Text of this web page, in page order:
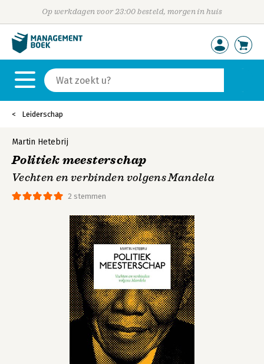
Op werkdagen voor 23:00 besteld, morgen in huis
Leiderschap
2 stemmen
Martin Hetebrij
Politiek meesterschap
Vechten en verbinden volgens Mandela